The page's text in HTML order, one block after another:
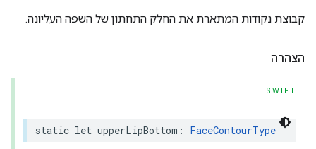
קבוצת נקודות המתארת את החלק התחתון של השפה העליונה.
הצהרה
SWIFT
static let upperLipBottom : FaceContourType